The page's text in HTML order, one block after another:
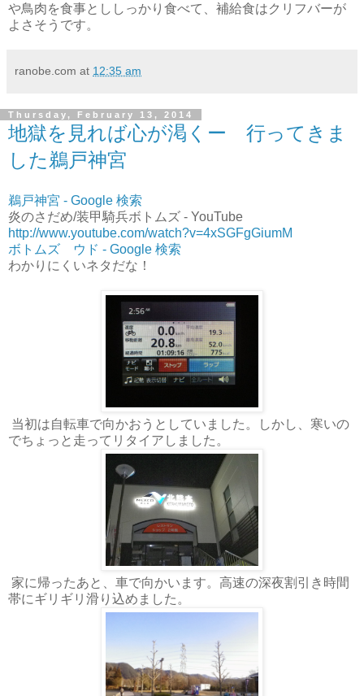
や鳥肉を食事とししっかり食べて、補給食はクリフバーが
よさそうです。
ranobe.com at 12:35 am
Thursday, February 13, 2014
地獄を見れば心が渇くー 行ってきま
した鵜戸神宮
鵜戸神宮 - Google 検索
炎のさだめ/装甲騎兵ボトムズ - YouTube
http://www.youtube.com/watch?v=4xSGFgGiumM
ボトムズ ウド - Google 検索
わかりにくいネタだな！
当初は自転車で向かおうとしていました。しかし、寒いの
でちょっと走ってリタイアしました。
家に帰ったあと、車で向かいます。高速の深夜割引き時間
帯にギリギリ滑り込めました。